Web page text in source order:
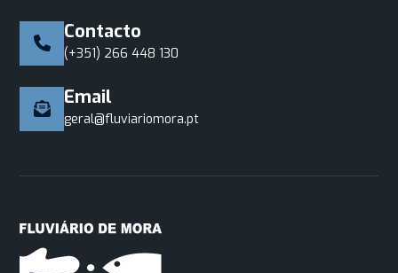
Contacto
(+351) 266 448 130
Email
geral@fluviariomora.pt